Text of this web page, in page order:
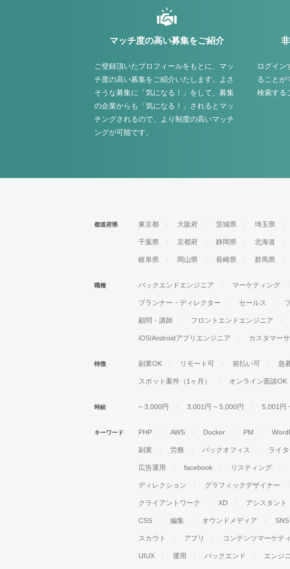
マッチ度の高い募集をご紹介
ご登録頂いたプロフィールをもとに、マッ
チ度の高い募集をご紹介いたします。よさ
そうな募集に「気になる！」をして、募集
の企業からも「気になる！」されるとマッ
チングされるので、より制度の高いマッチ
ングが可能です。
ログイン
ることが
検索する
都道府県 東京都 大阪府 茨城県 埼玉県
千葉県 京都府 静岡県 北海道
岐阜県 岡山県 長崎県 群馬県
職種 バックエンドエンジニア マーケティング
プランナー・ディレクター セールス
顧問・講師 フロントエンドエンジニア
iOS/Androidアプリエンジニア カスタマー
特徴 副業OK リモート可 前払い可 急
スポット案件（1ヶ月） オンライン面談OK
時給 ~ 3,000円 3,001円 ~ 5,000円 5,001円
キーワード PHP AWS Docker PM
副業 労務 バックオフィス ライ
広告運用 facebook リスティング
ディレクション グラフィックデザイナー
クライアントワーク XD アシスタント
CSS 編集 オウンドメディア SNS
スカウト アプリ コンテンツマーケテ
UIUX 運用 バックエンド エンジ